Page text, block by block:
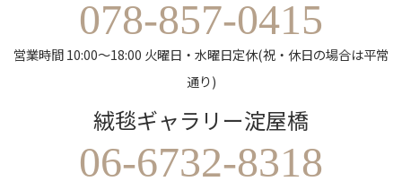
078-857-0415
営業時間 10:00～18:00 火曜日・水曜日定休(祝・休日の場合は平常
通り)
絨毯ギャラリー淀屋橋
06-6732-8318